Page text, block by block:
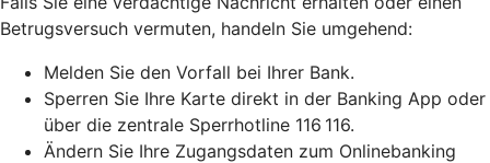
Betrugsversuch vermuten, handeln Sie umgehend:
Melden Sie den Vorfall bei Ihrer Bank.
Sperren Sie Ihre Karte direkt in der Banking App oder
über die zentrale Sperrhotline 116 116.
Ändern Sie Ihre Zugangsdaten zum Onlinebanking